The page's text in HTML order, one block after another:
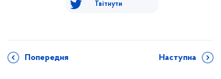
Твітнути
Попередня Наступна